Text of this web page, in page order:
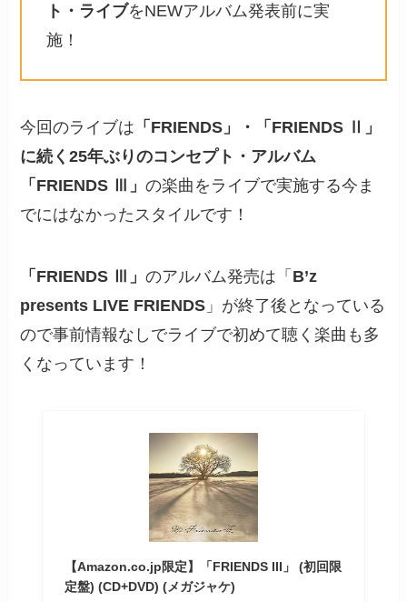
ト・ライブをNEWアルバム発表前に実
施！
今回のライブは 「FRIENDS」・「FRIENDS Ⅱ」
に続く25年ぶりのコンセプト・アルバム
「FRIENDS Ⅲ」の楽曲をライブで実施する今ま
でにはなかったスタイルです！
「FRIENDS Ⅲ」のアルバム発売は「 B’z
presents LIVE FRIENDS 」が終了後となっている
ので事前情報なしでライブで初めて聴く楽曲も多
くなっています！
【Amazon.co.jp限定】「FRIENDS III」 (初回限
定盤) (CD+DVD) (メガジャケ)